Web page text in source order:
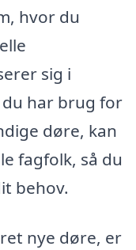
hvor du
sig i
har brug for
døre, kan
fagfolk, så du
behov.
nye døre, er